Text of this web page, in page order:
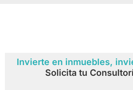
Invierte en inmuebles,
Solicita tu